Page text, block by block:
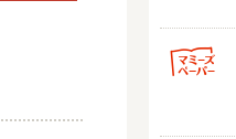
